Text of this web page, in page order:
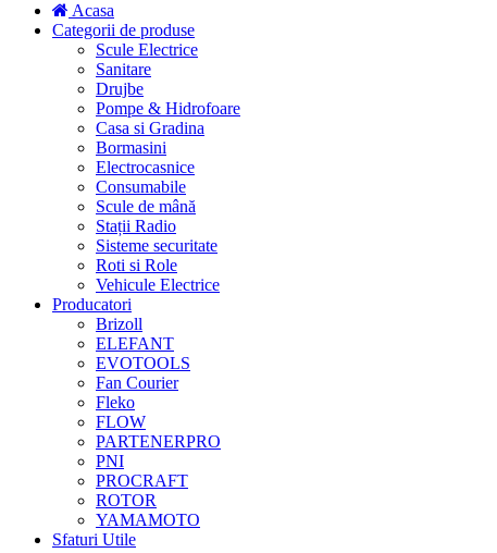
Acasa
Categorii de produse
Scule Electrice
Sanitare
Drujbe
Pompe & Hidrofoare
Casa si Gradina
Bormasini
Electrocasnice
Consumabile
Scule de mână
Stații Radio
Sisteme securitate
Roti si Role
Vehicule Electrice
Producatori
Brizoll
ELEFANT
EVOTOOLS
Fan Courier
Fleko
FLOW
PARTENERPRO
PNI
PROCRAFT
ROTOR
YAMAMOTO
Sfaturi Utile